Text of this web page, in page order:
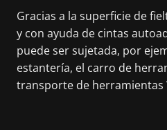
Gracias a la superficie de
y con ayuda de cintas
puede ser sujetada, por
estantería, el carro de
transporte de herramientas